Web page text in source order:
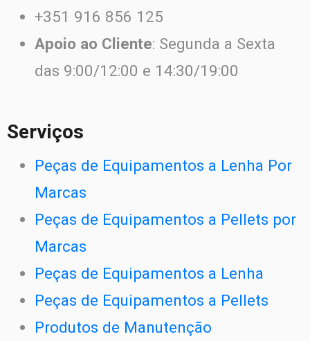
+351 916 856 125
Apoio ao Cliente: Segunda a Sexta
das 9:00/12:00 e 14:30/19:00
Serviços
Peças de Equipamentos a Lenha Por
Marcas
Peças de Equipamentos a Pellets por
Marcas
Peças de Equipamentos a Lenha
Peças de Equipamentos a Pellets
Produtos de Manutenção